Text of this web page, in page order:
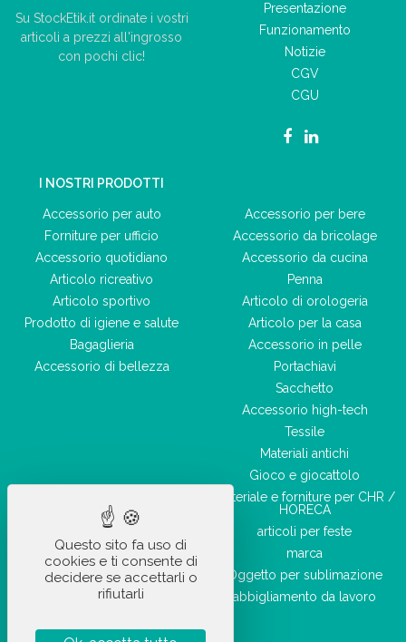
Su StockEtik.it ordinate i vostri
articoli a prezzi all'ingrosso
con pochi clic!
Presentazione
Funzionamento
Notizie
CGV
CGU
I NOSTRI PRODOTTI
Accessorio per auto
Forniture per ufficio
Accessorio quotidiano
Articolo ricreativo
Articolo sportivo
Prodotto di igiene e salute
Bagaglieria
Accessorio di bellezza
Accessorio per bere
Accessorio da bricolage
Accessorio da cucina
Penna
Articolo di orologeria
Articolo per la casa
Accessorio in pelle
Portachiavi
Sacchetto
Accessorio high-tech
Tessile
Materiali antichi
Gioco e giocattolo
Materiale e forniture per CHR /
HORECA
articoli per feste
marca
Oggetto per sublimazione
abbigliamento da lavoro
Questo sito fa uso di
cookies e ti consente di
decidere se accettarli o
rifiutarli